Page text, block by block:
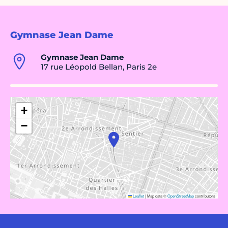
Gymnase Jean Dame
Gymnase Jean Dame
17 rue Léopold Bellan, Paris 2e
+
−
Leaflet|Map data ©OpenStreetMapcontributors